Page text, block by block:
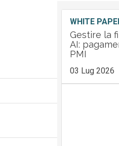
WHITE
Gestire la
AI:
PMI
03 Lug 2026